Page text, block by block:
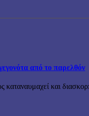
από το παρελθόν
καταναυμαχεί και